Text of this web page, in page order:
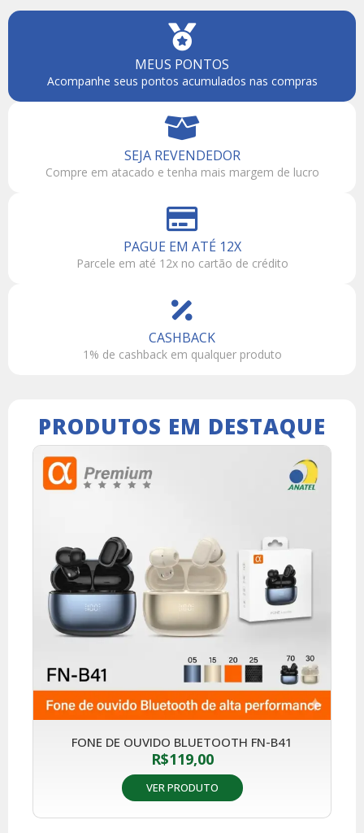
MEUS PONTOS
Acompanhe seus pontos acumulados nas compras
SEJA REVENDEDOR
Compre em atacado e tenha mais margem de lucro
PAGUE EM ATÉ 12X
Parcele em até 12x no cartão de crédito
CASHBACK
1% de cashback em qualquer produto
PRODUTOS EM DESTAQUE
FONE DE OUVIDO BLUETOOTH FN-B41
R$119,00
VER PRODUTO